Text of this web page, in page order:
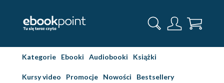
Kategorie Ebooki Audiobooki Książki
Kursy video Promocje Nowości Bestsellery